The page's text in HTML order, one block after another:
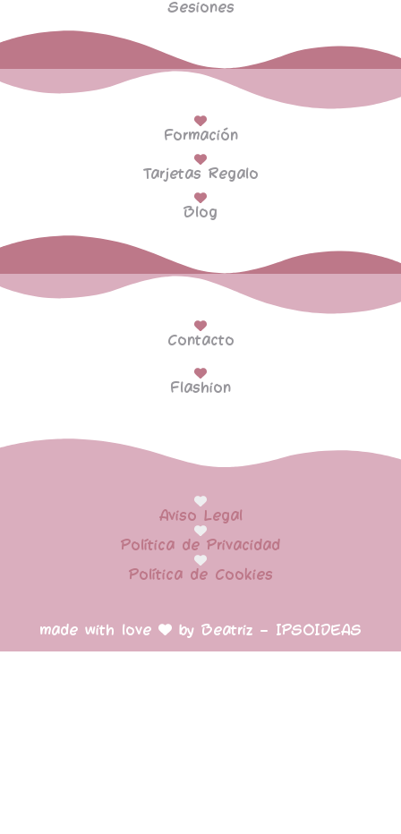
Sesiones
Formación
Tarjetas Regalo
Blog
Contacto
Flashion
made with love by Beatriz – IPSOIDEAS
Aviso Legal
Política de Privacidad
Política de Cookies